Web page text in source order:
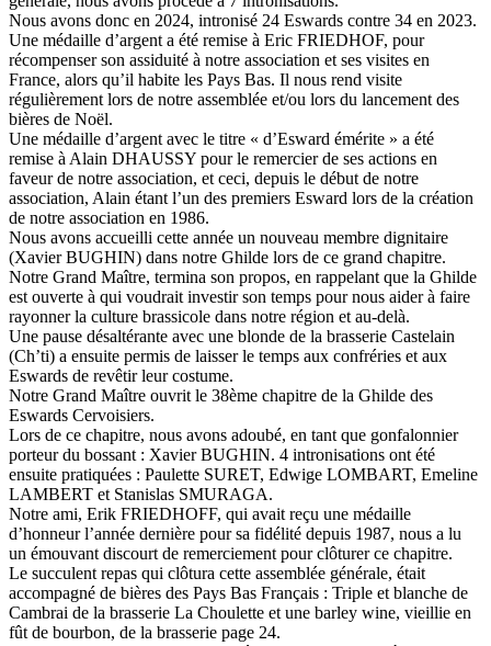
Nous avons donc en 2024, intronisé 24 Eswards contre 34 en 2023.
Une médaille d’argent a été remise à Eric FRIEDHOF, pour
récompenser son assiduité à notre association et ses visites en
France, alors qu’il habite les Pays Bas. Il nous rend visite
régulièrement lors de notre assemblée et/ou lors du lancement des
bières de Noël.
Une médaille d’argent avec le titre « d’Esward émérite » a été
remise à Alain DHAUSSY pour le remercier de ses actions en
faveur de notre association, et ceci, depuis le début de notre
association, Alain étant l’un des premiers Esward lors de la création
de notre association en 1986.
Nous avons accueilli cette année un nouveau membre dignitaire
(Xavier BUGHIN) dans notre Ghilde lors de ce grand chapitre.
Notre Grand Maître, termina son propos, en rappelant que la Ghilde
est ouverte à qui voudrait investir son temps pour nous aider à faire
rayonner la culture brassicole dans notre région et au-delà.
Une pause désaltérante avec une blonde de la brasserie Castelain
(Ch’ti) a ensuite permis de laisser le temps aux confréries et aux
Eswards de revêtir leur costume.
Notre Grand Maître ouvrit le 38ème chapitre de la Ghilde des
Eswards Cervoisiers.
Lors de ce chapitre, nous avons adoubé, en tant que gonfalonnier
porteur du bossant : Xavier BUGHIN. 4 intronisations ont été
ensuite pratiquées : Paulette SURET, Edwige LOMBART, Emeline
LAMBERT et Stanislas SMURAGA.
Notre ami, Erik FRIEDHOFF, qui avait reçu une médaille
d’honneur l’année dernière pour sa fidélité depuis 1987, nous a lu
un émouvant discourt de remerciement pour clôturer ce chapitre.
Le succulent repas qui clôtura cette assemblée générale, était
accompagné de bières des Pays Bas Français : Triple et blanche de
Cambrai de la brasserie La Choulette et une barley wine, vieillie en
fût de bourbon, de la brasserie page 24.